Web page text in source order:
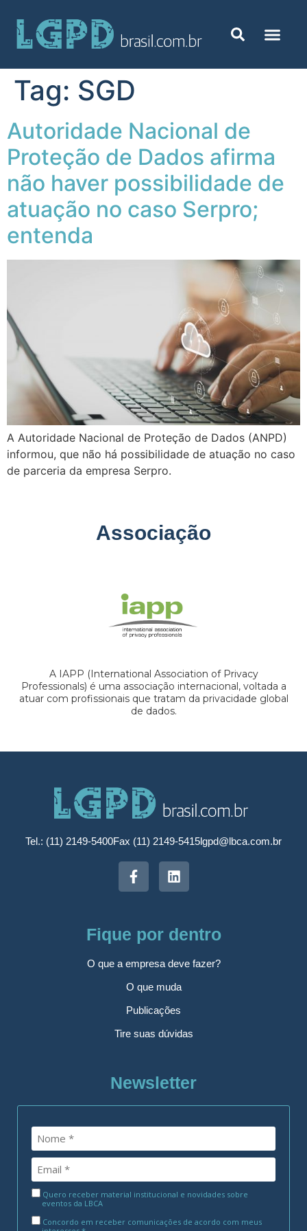
Tag: SGD
Autoridade Nacional de
Proteção de Dados afirma
não haver possibilidade de
atuação no caso Serpro;
entenda
A Autoridade Nacional de Proteção de Dados (ANPD)
informou, que não há possibilidade de atuação no caso
de parceria da empresa Serpro.
Associação
A IAPP (International Association of Privacy
Professionals) é uma associação internacional, voltada a
atuar com profissionais que tratam da privacidade global
de dados.
Tel.: (11) 2149-5400Fax (11) 2149-5415lgpd@lbca.com.br
Fique por dentro
O que a empresa deve fazer?
O que muda
Publicações
Tire suas dúvidas
Newsletter
Quero receber material institucional e novidades sobre
eventos da LBCA
Concordo em receber comunicações de acordo com meus